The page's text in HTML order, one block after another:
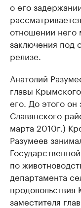
о его
отношении него
заключения под
релизе.
Анатолий
главы
его. До этого он
Славянского
марта 2010г.)
Разумеев
по
департамента
продовольствия
заместителя